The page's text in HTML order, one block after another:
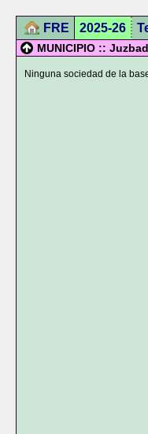
FRE 2025-26
MUNICIPIO ::
Ninguna sociedad de la